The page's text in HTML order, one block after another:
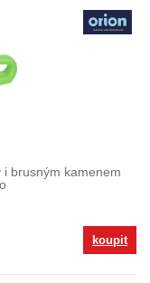
brusným kamenem
koupit